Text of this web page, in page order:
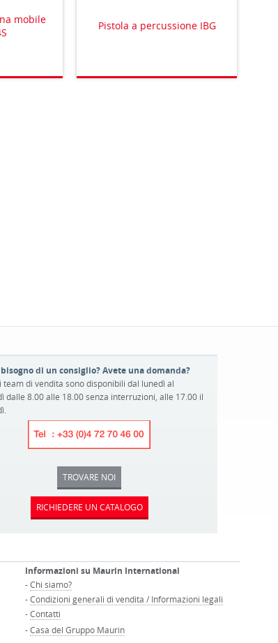
mobile
Pistola a percussione IBG
di un consiglio? Avete una domanda?
team di vendita sono disponibili dal lunedì al
dalle 8.00 alle 18.00 senza interruzioni, alle 17.00 il
TROVARE NOI
RICHIEDERE UN CATALOGO
Informazioni su Maurin International
-Chi siamo?
-Condizioni generali di vendita / Informazioni legali
-Contatti
-Casa del Gruppo Maurin